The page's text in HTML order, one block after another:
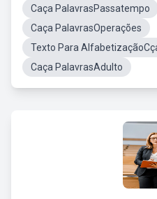
Caça PalavrasPassatempo
Caça PalavrasOperações
Texto Para
Caça PalavrasAdulto